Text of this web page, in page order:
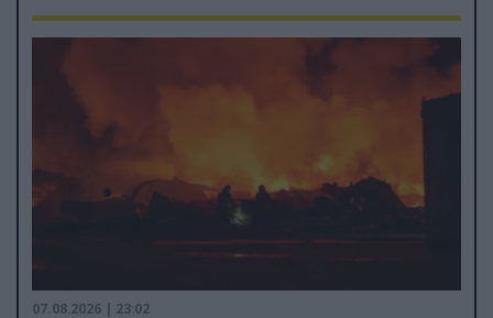
07.08.2026 | 23:02